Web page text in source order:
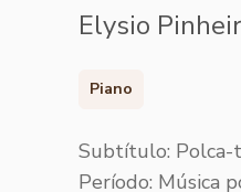
Elysio
Piano
Subtítulo: Polca-
Período: Música